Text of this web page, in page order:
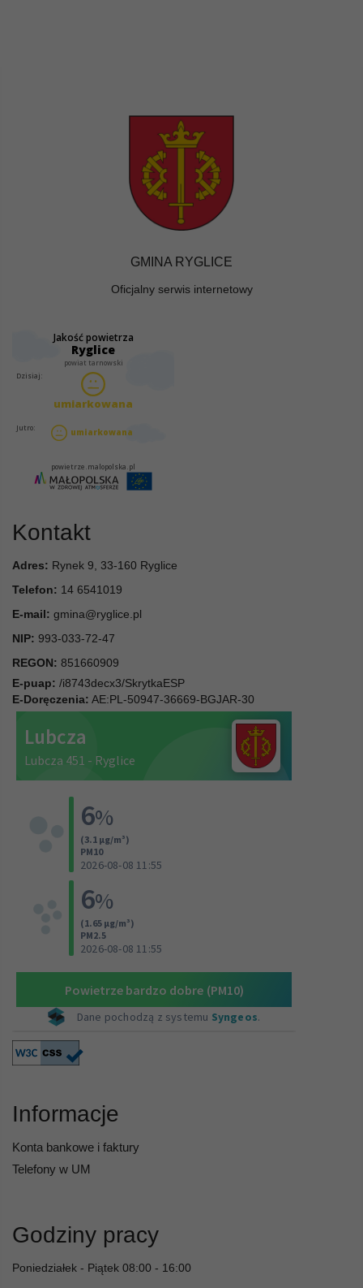
GMINA RYGLICE
Oficjalny serwis internetowy
Kontakt
Adres: Rynek 9, 33-160 Ryglice
Telefon: 14 6541019
E-mail: gmina@ryglice.pl
NIP: 993-033-72-47
REGON: 851660909
E-puap: /i8743decx3/SkrytkaESP
E-Doręczenia: AE:PL-50947-36669-BGJAR-30
Informacje
Konta bankowe i faktury
Telefony w UM
Godziny pracy
Poniedziałek - Piątek 08:00 - 16:00